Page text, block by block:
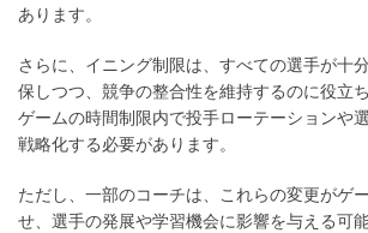
あります。
さらに、イニング制限は、すべての選手が十
保しつつ、競争の整合性を維持するのに役立
ゲームの時間制限内で投手ローテーションや
戦略化する必要があります。
ただし、一部のコーチは、これらの変更がゲ
せ、選手の発展や学習機会に影響を与える可